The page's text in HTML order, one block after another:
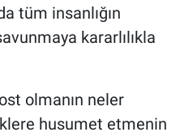
tüm insanlığın
kararlılıkla
olmanın neler
husumet etmenin